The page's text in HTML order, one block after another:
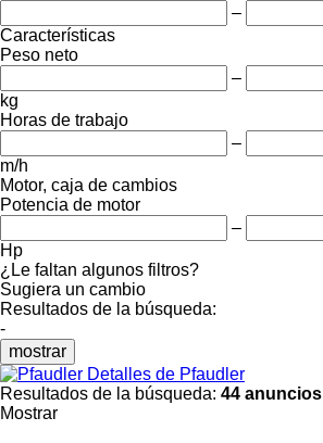
–
Características
Peso neto
–
kg
Horas de trabajo
–
m/h
Motor, caja de cambios
Potencia de motor
–
Hp
¿Le faltan algunos filtros?
Sugiera un cambio
Resultados de la búsqueda:
-
mostrar
Detalles de Pfaudler
Resultados de la búsqueda: 44 anuncios
Mostrar